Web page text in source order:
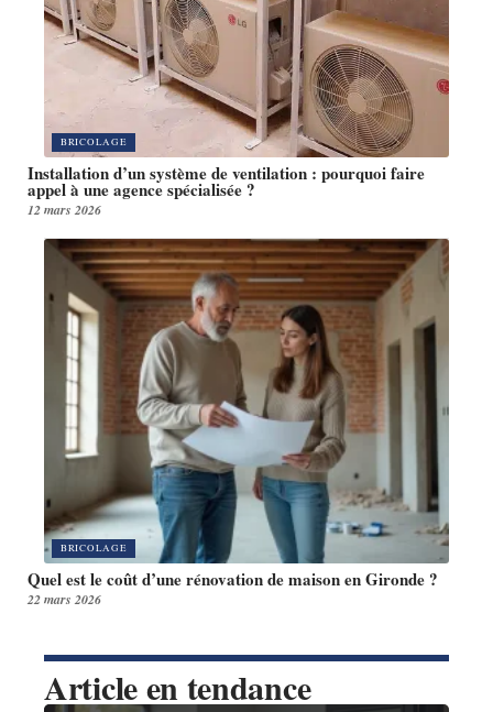
BRICOLAGE
Installation d’un système de ventilation : pourquoi faire
appel à une agence spécialisée ?
12 mars 2026
BRICOLAGE
Quel est le coût d’une rénovation de maison en Gironde ?
22 mars 2026
Article en tendance